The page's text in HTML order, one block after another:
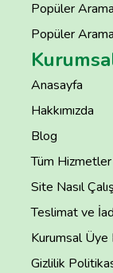
Popüler
Popüler
Anasayfa
Hakkımızda
Blog
Tüm Hizmetler
Site Nasıl
Teslimat ve
Kurumsal Üye
Gizlilik